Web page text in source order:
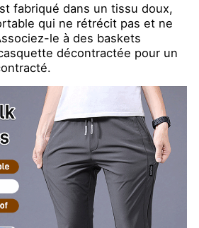
fabriqué dans un tissu doux,
qui ne rétrécit pas et ne
le à des baskets
décontractée pour un